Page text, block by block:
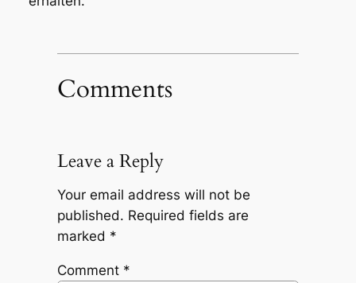
Comments
Leave a Reply
Your email address will not be
published. Required fields are
marked *
Comment *